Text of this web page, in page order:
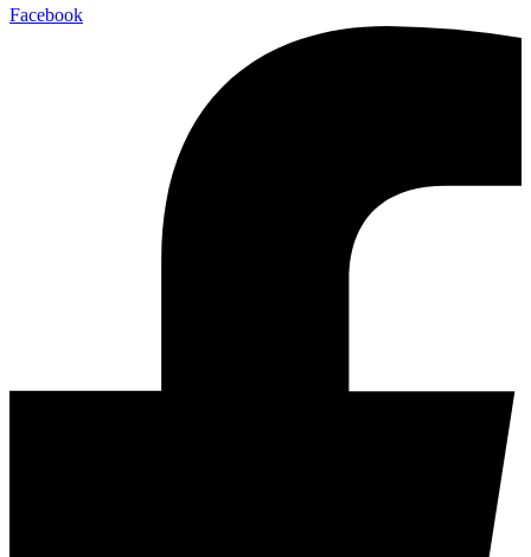
Facebook